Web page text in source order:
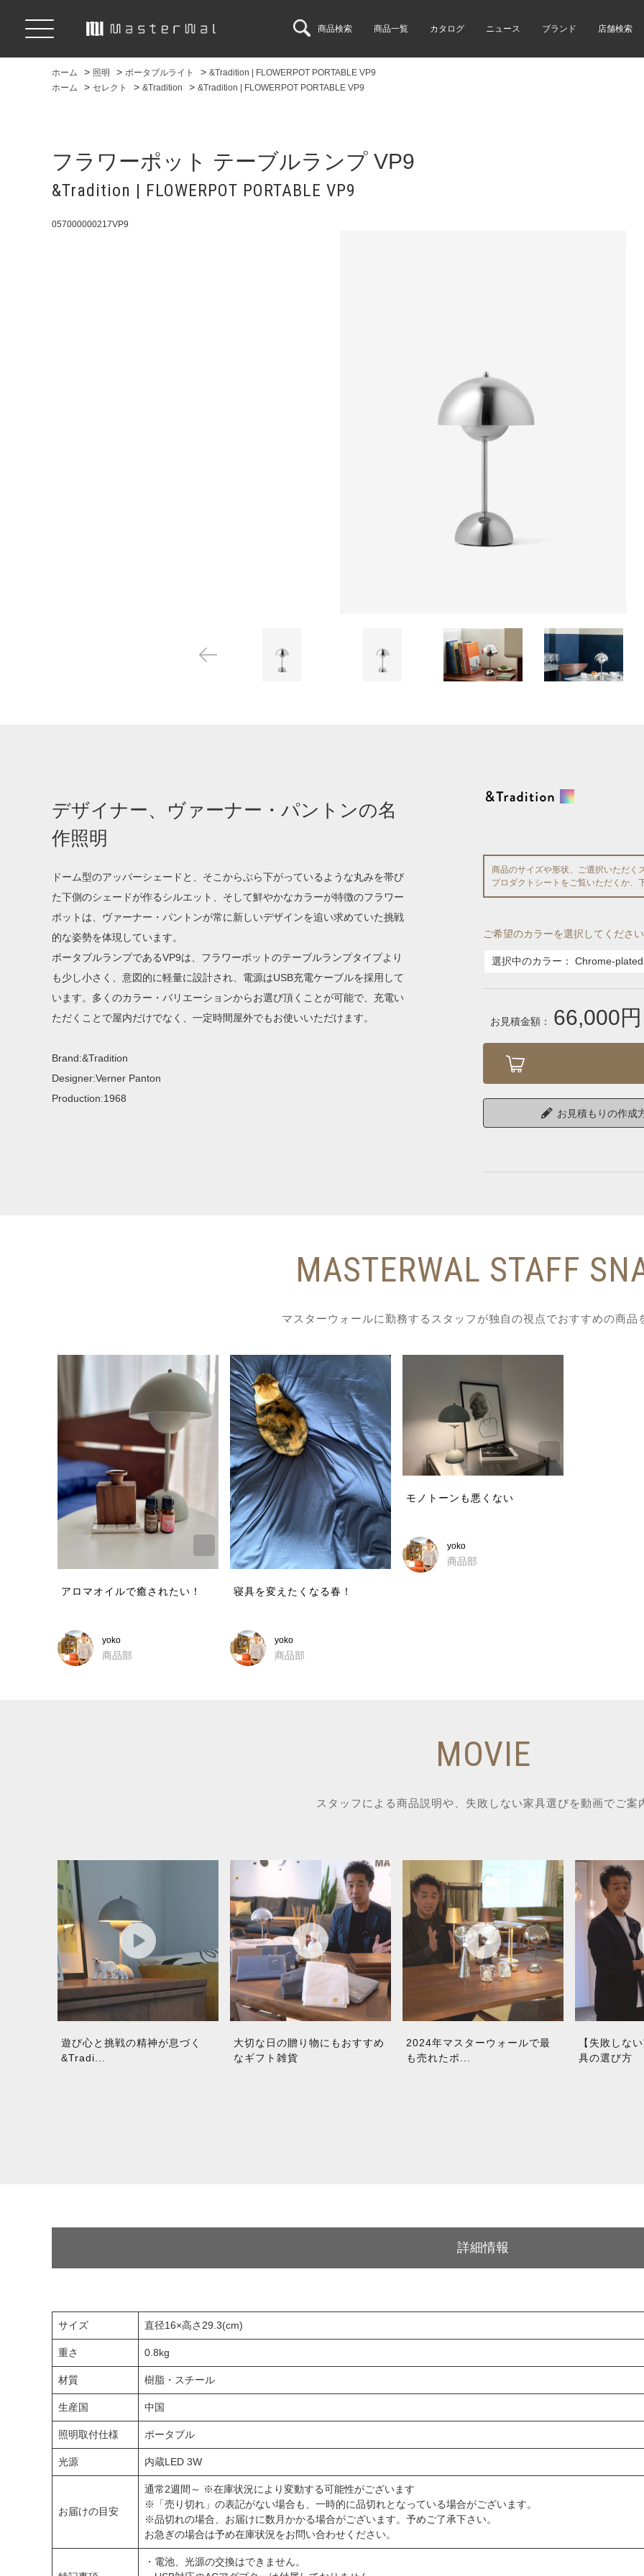
商品検索 商品一覧 カタログ ニュース ブランド 店舗検索
ホーム > 照明 > ポータブルライト > &Tradition | FLOWERPOT PORTABLE VP9
ホーム
> セレクト > &Tradition > &Tradition | FLOWERPOT PORTABLE VP9
フラワーポット テーブルランプ VP9
&Tradition | FLOWERPOT PORTABLE VP9
057000000217VP9
デザイナー、ヴァーナー・パントンの名
作照明
ドーム型のアッパーシェードと、そこからぶら下がっているような丸みを帯び
た下側のシェードが作るシルエット、そして鮮やかなカラーが特徴のフラワー
ポットは、ヴァーナー・パントンが常に新しいデザインを追い求めていた挑戦
的な姿勢を体現しています。
ポータブルランプであるVP9は、フラワーポットのテーブルランプタイプより
も少し小さく、意図的に軽量に設計され、電源はUSB充電ケーブルを採用して
います。多くのカラー・バリエーションからお選び頂くことが可能で、充電い
ただくことで屋内だけでなく、一定時間屋外でもお使いいただけます。
Brand:&Tradition
Designer:Verner Panton
Production:1968
商品のサイズや形状、ご選択いただく
プロダクトシートをご覧いただくか、
ご希望のカラーを選択してください
選択中のカラー： Chrome-plated
お見積金額： 66,000円
お見積もりの作成
MASTERWAL STAFF
マスターウォールに勤務するスタッフが独自の視点でおすすめの商品
アロマオイルで癒されたい！
商品部
yoko
寝具を変えたくなる春！
商品部
yoko
モノトーンも悪くない
商品部
yoko
MOVIE
スタッフによる商品説明や、失敗しない家具選びを動画でご案
遊び心と挑戦の精神が息づく
&Tradi...
大切な日の贈り物にもおすすめ
なギフト雑貨
2024年マスターウォールで最
も売れたポ...
【失敗しな
具の選び方
詳細情報
サイズ 直径16×高さ29.3(cm)
重さ 0.8kg
材質 樹脂・スチール
生産国 中国
照明取付仕様 ポータブル
光源 内蔵LED 3W
お届けの目安
通常2週間～ ※在庫状況により変動する可能性がございます
※「売り切れ」の表記がない場合も、一時的に品切れとなっている場合がございます。
※品切れの場合、お届けに数月かかる場合がございます。予めご了承下さい。
お急ぎの場合は予め在庫状況をお問い合わせください。
・電池、光源の交換はできません。